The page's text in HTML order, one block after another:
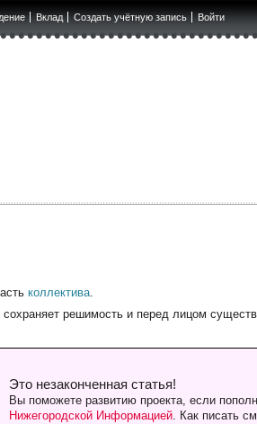
Вклад Создать учётную запись Войти
коллектива.
, сохраняет решимость и перед лицом
Это незаконченная статья!
Вы поможете развитию проекта, если
Нижегородской Информацией. Как писать